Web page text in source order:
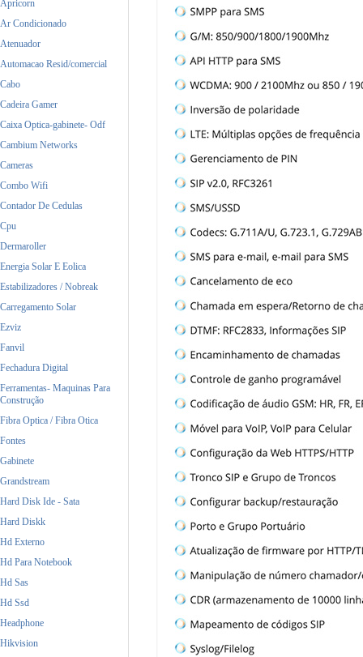
Ubiquiti
Yealink
Zebra
Apricorn
Ar Condicionado
Atenuador
Automacao Resid/comercial
Cabo
Cadeira Gamer
Caixa Optica-gabinete- Odf
Cambium Networks
Cameras
Combo Wifi
Contador De Cedulas
Cpu
Dermaroller
Energia Solar E Eolica
Estabilizadores / Nobreak
Carregamento Solar
Ezviz
Fanvil
Fechadura Digital
Ferramentas- Maquinas Para
Construção
Fibra Optica / Fibra Otica
Fontes
Gabinete
Grandstream
Hard Disk Ide - Sata
Hard Diskk
Hd Externo
Hd Para Notebook
Hd Sas
Hd Ssd
Headphone
Hikvision